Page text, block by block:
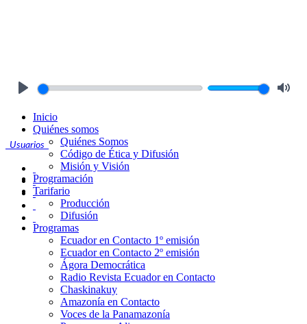
Usuarios
Inicio
Quiénes somos
Quiénes Somos
Código de Ética y Difusión
Misión y Visión
Programación
Tarifario
Producción
Difusión
Programas
Ecuador en Contacto 1º emisión
Ecuador en Contacto 2º emisión
Ágora Democrática
Radio Revista Ecuador en Contacto
Chaskinakuy
Amazonía en Contacto
Voces de la Panamazonía